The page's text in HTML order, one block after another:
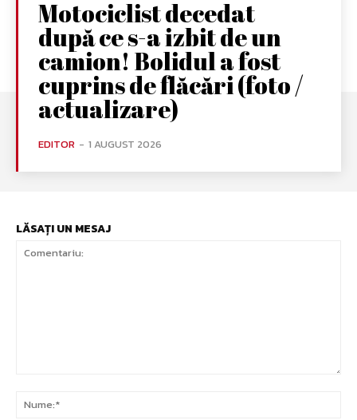
Motociclist decedat
după ce s-a izbit de un
camion! Bolidul a fost
cuprins de flăcări (foto /
actualizare)
EDITOR - 1 AUGUST 2026
LĂSAȚI UN MESAJ